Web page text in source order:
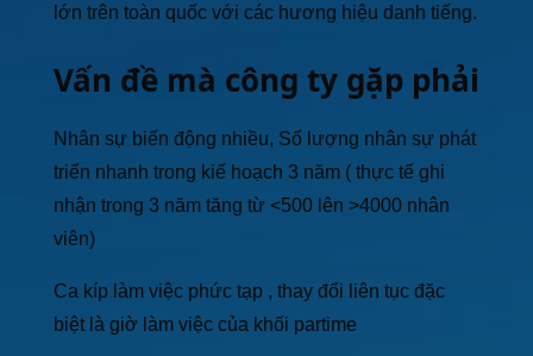
lớn trên toàn quốc với các hương hiệu danh tiếng.
Vấn đề mà công ty gặp phải
Nhân sự biến động nhiều, Số lượng nhân sự phát
triển nhanh trong kiế hoạch 3 năm ( thực tế ghi
nhận trong 3 năm tăng từ <500 lên >4000 nhân
viên)
Ca kíp làm việc phức tạp , thay đổi liên tục đặc
biệt là giờ làm việc của khối partime